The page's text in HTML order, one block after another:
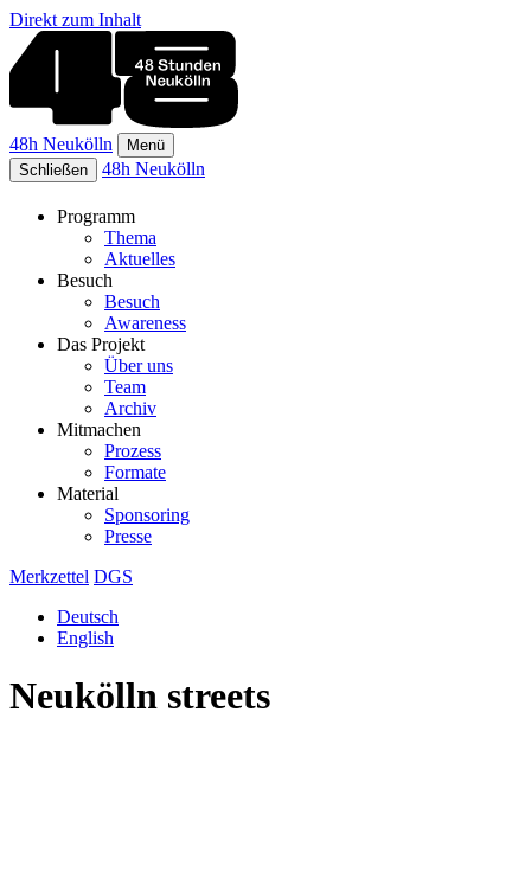
Direkt zum Inhalt
48h Neukölln
Menü
Schließen
48h Neukölln
Programm
Thema
Aktuelles
Besuch
Besuch
Awareness
Das Projekt
Über uns
Team
Archiv
Mitmachen
Prozess
Formate
Material
Sponsoring
Presse
Merkzettel DGS
Deutsch
English
Neukölln streets